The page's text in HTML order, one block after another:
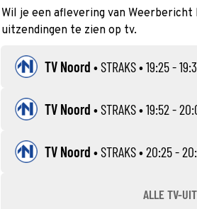
Wil je een aflevering van
uitzendingen te zien op tv.
TV Noord •STRAKS• 19:25 -
TV Noord •STRAKS• 19:52 -
TV Noord •STRAKS• 20:25 -
ALLE TV-